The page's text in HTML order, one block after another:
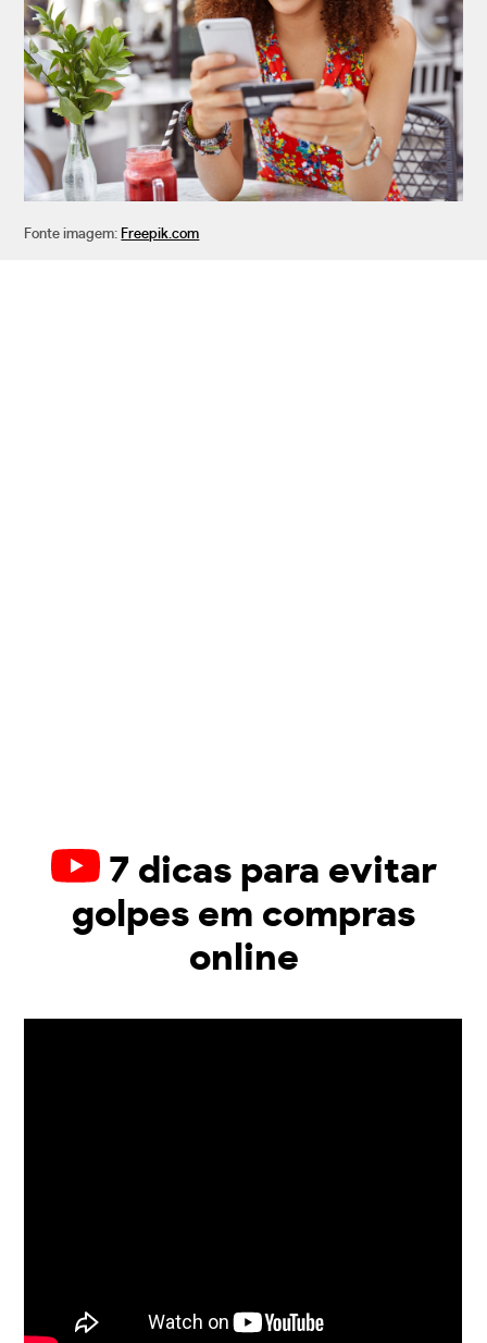
Fonte imagem: Freepik.com
7 dicas para evitar
golpes em compras
online